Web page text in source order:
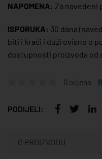
NAPOMENA: Za navedeni
ISPORUKA: 30 dana
biti i kraći i duži ovisno o
dostupnosti proizvoda od
0 ocjena
PODIJELI:
O PROIZVODU